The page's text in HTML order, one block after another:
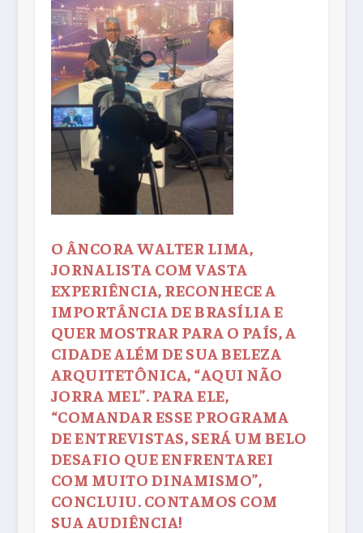
O ÂNCORA WALTER LIMA,
JORNALISTA COM VASTA
EXPERIÊNCIA, RECONHECE A
IMPORTÂNCIA DE BRASÍLIA E
QUER MOSTRAR PARA O PAÍS, A
CIDADE ALÉM DE SUA BELEZA
ARQUITETÔNICA, “AQUI NÃO
JORRA MEL”. PARA ELE,
“COMANDAR ESSE PROGRAMA
DE ENTREVISTAS, SERÁ UM BELO
DESAFIO QUE ENFRENTAREI
COM MUITO DINAMISMO”,
CONCLUIU. CONTAMOS COM
SUA AUDIÊNCIA!